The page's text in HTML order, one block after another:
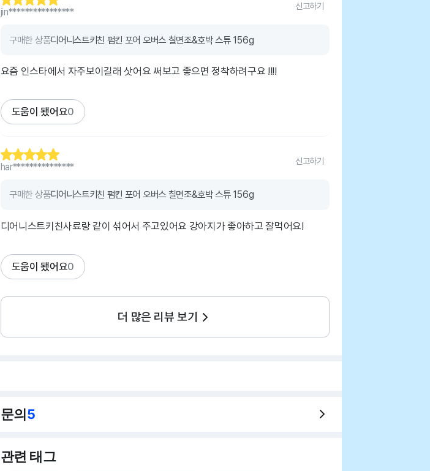
jin****************
신고하기
구매한 상품디어니스트키친 펌킨 포어 오버스 칠면조&호박 스튜 156g
요즘 인스타에서 자주보이길래 삿어요 써보고 좋으면 정착하려구요 !!!!
도움이 됐어요0
har***************
신고하기
구매한 상품디어니스트키친 펌킨 포어 오버스 칠면조&호박 스튜 156g
디어니스트키친사료랑 같이 섞어서 주고있어요 강아지가 좋아하고 잘먹어요!
도움이 됐어요0
더 많은 리뷰 보기
문의 5
관련 태그